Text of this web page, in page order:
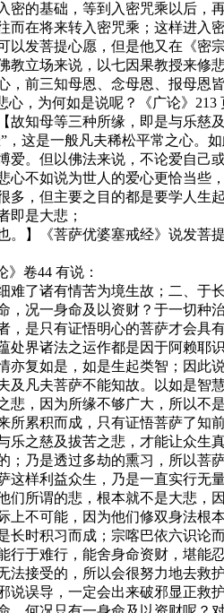
基础，等到入密咒乘以后，
而在将来转入密咒乘；这样进
以发菩提心愿，但是他又在《
立场来说，以七因果教授来修
前三知母恩、念母恩、报母恩
心，为何如是说呢？《广论》
故知母等三种所缘，即是与乐
，这是一般凡夫稀松平常之心
爱。但以佛法来说，不论爱自
不如说为世人的爱心更恰当些
但主要之目的都是要学人生
即是大悲；
《菩萨优婆塞戒经》说发菩
卷44 有说：
诸有情苦为境生故；二、于
，况一身命及以资财？于一切种
是只有证悟明心的菩萨才会具有
诸法之运作都是因于阿赖耶
亦复如是，如是生起类智；因
及凡夫菩萨不能知故。以如是
，因为所缘不够广大，所以不
积而成，只有证悟菩萨了知
乐之慈及拔苦之悲，才能让众
；乃是透过多劫的熏习，所以
样利益众生，乃是一直实行无
谓的悲，根本就不是大悲，
上不可能，因为他们修双身法
时积习而成；宗喀巴依六识论
难行，能舍身命资财，堪能
法接受的，所以会很努力地去
说误导，一定会出来破邪显正